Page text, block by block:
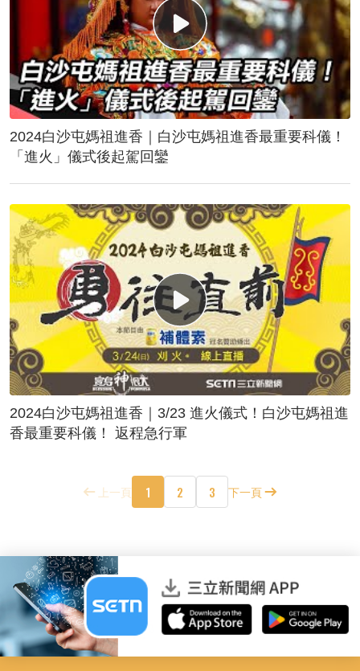
2024白沙屯媽祖進香｜白沙屯媽祖進香最重要科儀！
「進火」儀式後起駕回鑾
2024白沙屯媽祖進香｜3/23 進火儀式！白沙屯媽祖進
香最重要科儀！ 返程急行軍
上一頁 1 2 3 下一頁